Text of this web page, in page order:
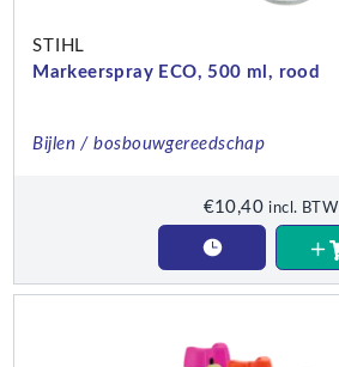
STIHL
Markeerspray ECO, 500 ml, rood
Bijlen / bosbouwgereedschap
€10,40 incl. BTW